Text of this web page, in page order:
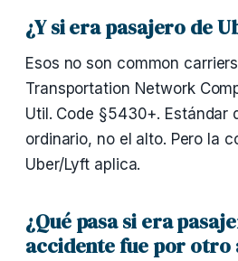
¿Y si era pasajero de
Esos no son common
Transportation Network
Util. Code §5430+. Estándar
ordinario, no el alto. Pero la
Uber/Lyft aplica.
¿Qué pasa si era
accidente fue por otro